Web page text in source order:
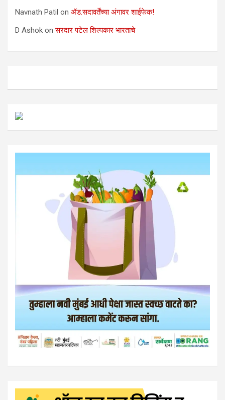
Navnath Patil on ॲड.सदावर्तेंच्या अंगावर शाईफेक!
D Ashok onसरदार पटेल शिल्पकार भारताचे